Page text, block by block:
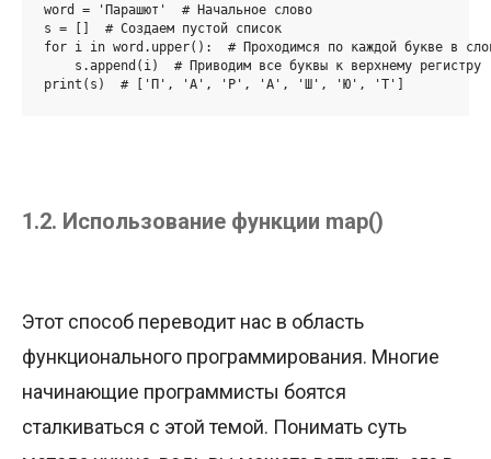
word = 'Парашют'  # Начальное слово
s = []  # Создаем пустой список
for i in word.upper():  # Проходимся по каждой букве в
    s.append(i)  # Приводим все буквы к верхнему регистру
print(s)  # ['П', 'А', 'Р', 'А', 'Ш', 'Ю', 'Т']
1.2. Использование функции map()
Этот способ переводит нас в область
функционального программирования. Многие
начинающие программисты боятся
сталкиваться с этой темой. Понимать суть